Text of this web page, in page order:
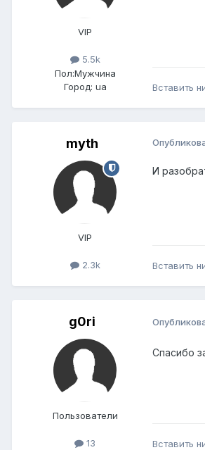
VIP
5.5k
Пол:Мужчина
Город: ua Вставить
myth
VIP
2.3k
И
Вставить
g0ri
Пользователи
13
Спасибо
Вставить